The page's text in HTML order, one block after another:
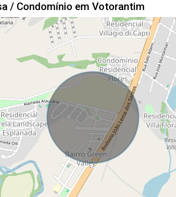
/ Condomínio em Votorantim